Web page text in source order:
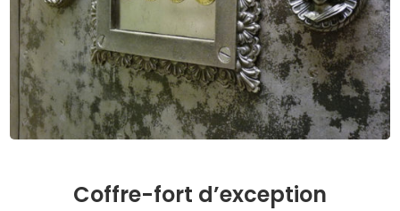
Coffre-fort d’exception